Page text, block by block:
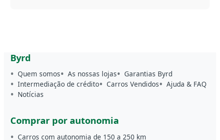
Byrd
Quem somos As nossas lojas
Garantias Byrd
Intermediação de crédito
Carros Vendidos
Ajuda & FAQ
Notícias
Comprar por autonomia
Carros com autonomia de 150 a 250 km